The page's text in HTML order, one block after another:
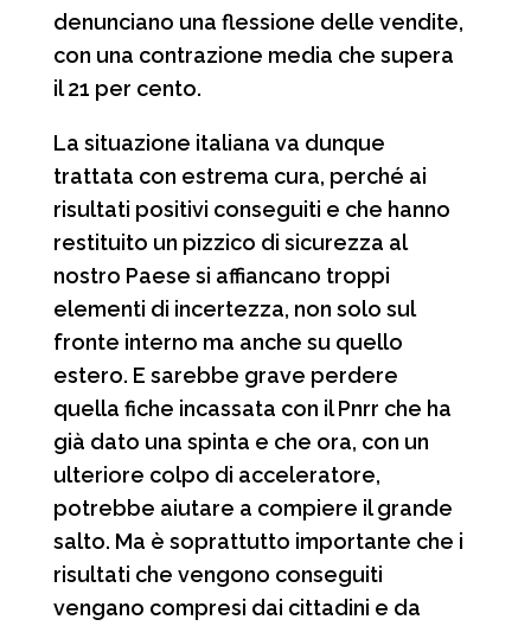
denunciano una flessione delle vendite,
con una contrazione media che supera
il 21 per cento.
La situazione italiana va dunque
trattata con estrema cura, perché ai
risultati positivi conseguiti e che hanno
restituito un pizzico di sicurezza al
nostro Paese si affiancano troppi
elementi di incertezza, non solo sul
fronte interno ma anche su quello
estero. E sarebbe grave perdere
quella fiche incassata con il Pnrr che ha
già dato una spinta e che ora, con un
ulteriore colpo di acceleratore,
potrebbe aiutare a compiere il grande
salto. Ma è soprattutto importante che i
risultati che vengono conseguiti
vengano compresi dai cittadini e da